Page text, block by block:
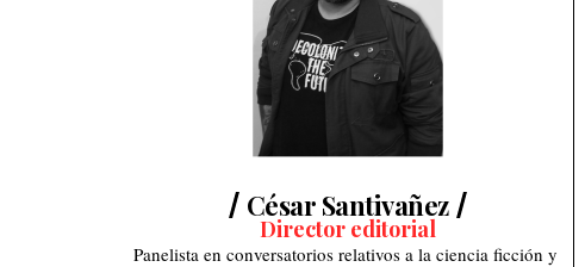
César Santivañez
Director editorial
Panelista en conversatorios relativos a la ciencia ficción y